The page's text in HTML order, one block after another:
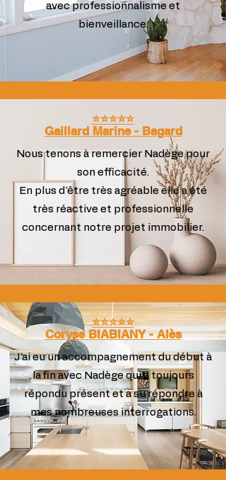
avec professionnalisme et
bienveillance.
⭐️⭐️⭐️⭐️⭐️
Gaillard Marine - Bagard
Nous tenons à remercier Nadège pour
son efficacité.
En plus d'être très agréable elle a été
très réactive et professionnelle
concernant notre projet immobilier.
⭐️⭐️⭐️⭐️⭐️
Coryse BIABIANY - Alès
J'ai eu un accompagnement du début à
la fin avec Nadège qui a toujours
répondu présent et a su répondre à
mes nombreuses interrogations.